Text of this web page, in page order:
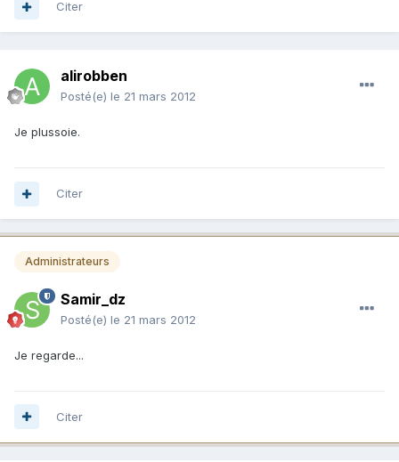
Citer
alirobben
Posté(e) le 21 mars 2012
Je plussoie.
Citer
Administrateurs
Samir_dz
Posté(e) le 21 mars 2012
Je regarde...
Citer